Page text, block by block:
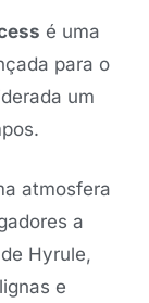
é uma
para o
um
atmosfera
a
Hyrule,
e